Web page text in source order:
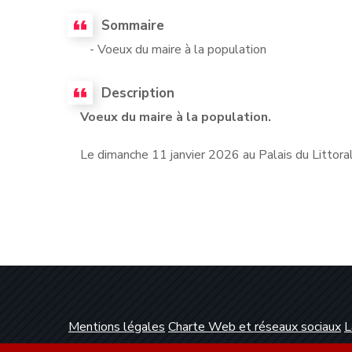
Sommaire
- Voeux du maire à la population
Description
Voeux du maire à la population.
Le dimanche 11 janvier 2026 au Palais du
Mentions légales Charte Web et réseaux sociaux